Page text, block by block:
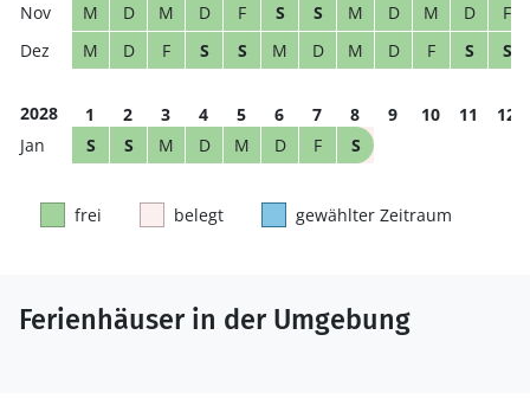
M
D M D F S S M D M D
F
M
D F S S M D M D F S S
2028 1 2 3 4 5 6 7 8 9 10 11
12
S
S M D M D F S
frei belegt gewählter Zeitraum
Ferienhäuser in der Umgebung